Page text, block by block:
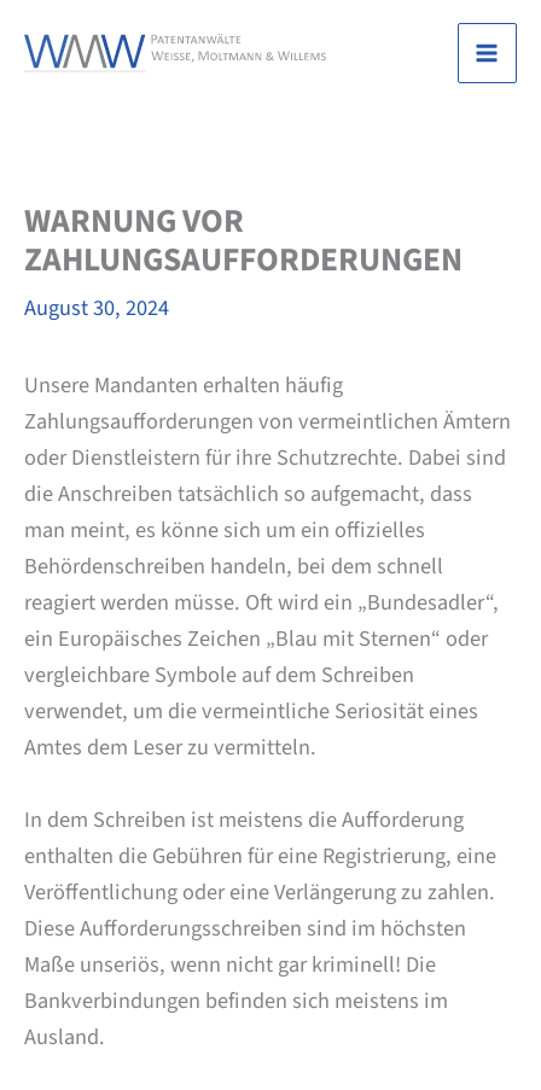
Inhalt
WARNUNG VOR
ZAHLUNGSAUFFORDERUNGEN
August 30, 2024
Unsere Mandanten erhalten häufig
Zahlungsaufforderungen von vermeintlichen Ämtern
oder Dienstleistern für ihre Schutzrechte. Dabei sind
die Anschreiben tatsächlich so aufgemacht, dass
man meint, es könne sich um ein offizielles
Behördenschreiben handeln, bei dem schnell
reagiert werden müsse. Oft wird ein „Bundesadler“,
ein Europäisches Zeichen „Blau mit Sternen“ oder
vergleichbare Symbole auf dem Schreiben
verwendet, um die vermeintliche Seriosität eines
Amtes dem Leser zu vermitteln.
In dem Schreiben ist meistens die Aufforderung
enthalten die Gebühren für eine Registrierung, eine
Veröffentlichung oder eine Verlängerung zu zahlen.
Diese Aufforderungsschreiben sind im höchsten
Maße unseriös, wenn nicht gar kriminell! Die
Bankverbindungen befinden sich meistens im
Ausland.